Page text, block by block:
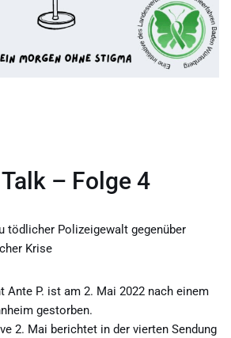
– Folge 4
tödlicher Polizeigewalt gegenüber
Krise
Ante P. ist am 2. Mai 2022 nach einem
gestorben.
2. Mai berichtet in der vierten Sendung